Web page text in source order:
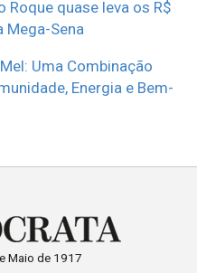
Roque quase leva os R$
Mega-Sena
Uma Combinação
Energia e Bem-
Maio de 1917